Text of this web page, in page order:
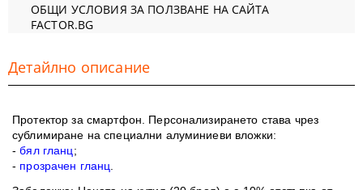
ОБЩИ УСЛОВИЯ ЗА ПОЛЗВАНЕ НА САЙТА
FACTOR.BG
Детайлно описание
Протектор за смартфон. Персонализирането става чрез
сублимиране на специални алуминиеви вложки:
-бял гланц;
- прозрачен гланц